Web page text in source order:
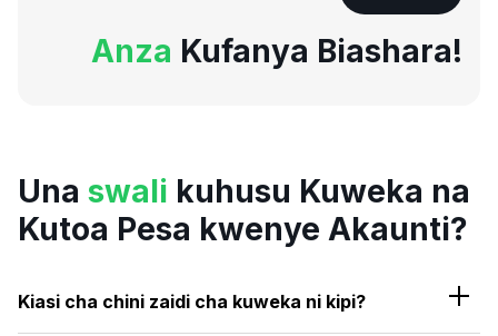
Anza Kufanya Biashara!
Una swali kuhusu Kuweka na
Kutoa Pesa kwenye Akaunti?
Kiasi cha chini zaidi cha kuweka ni kipi?
Kiasi cha chini zaidi cha kuweka ni USD 8, kulingana